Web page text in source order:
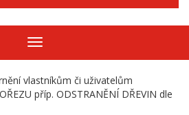
Zobrazit/skrýt
navigaci
vlastníkům či uživatelům
příp. ODSTRANĚNÍ DŘEVIN dle